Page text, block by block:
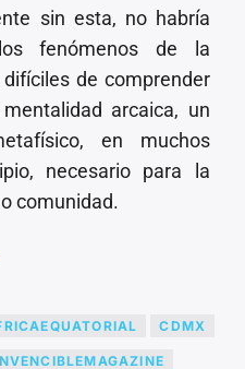
sin esta, no habría
fenómenos de la
de comprender
arcaica, un
en muchos
necesario para la
comunidad.
CDMX